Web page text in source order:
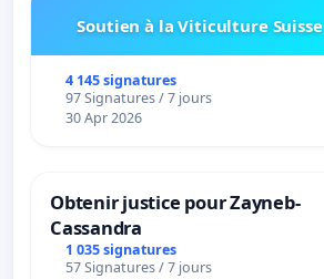
Soutien à la Viticulture Suisse
4 145 signatures
97 Signatures / 7 jours
30 Apr 2026
Obtenir justice pour Zayneb-
Cassandra
1 035 signatures
57 Signatures / 7 jours